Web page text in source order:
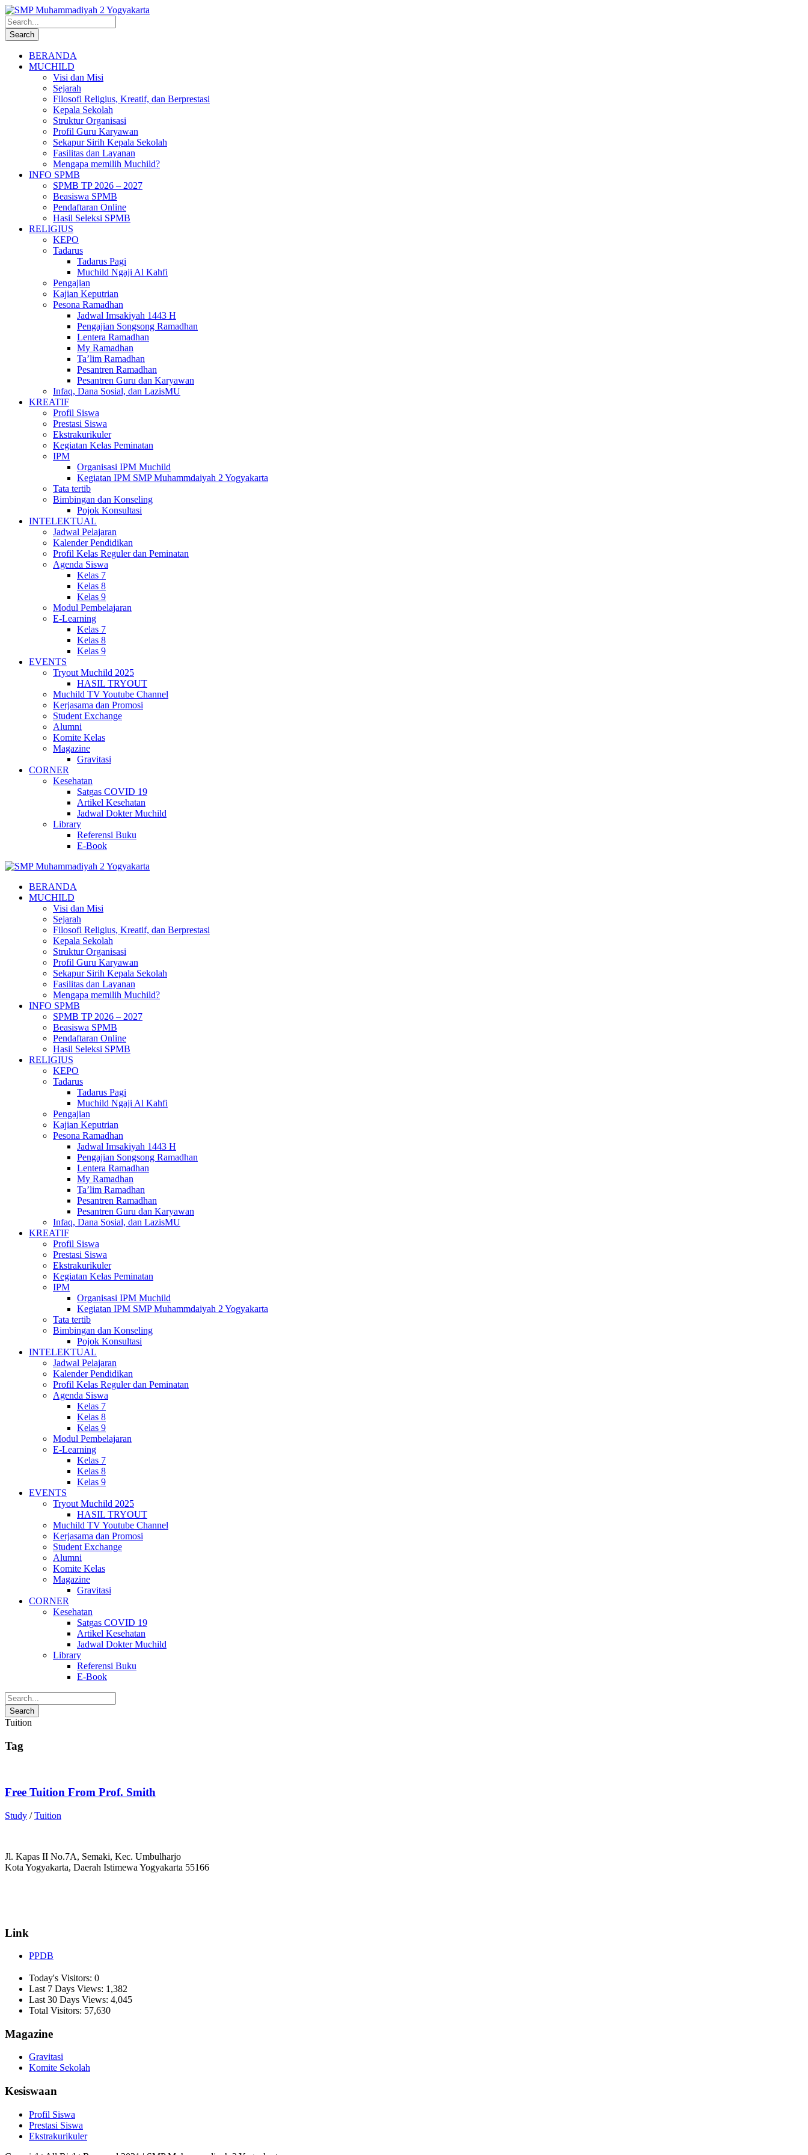
BERANDA
MUCHILD
Visi dan Misi
Sejarah
Filosofi Religius, Kreatif, dan Berprestasi
Kepala Sekolah
Struktur Organisasi
Profil Guru Karyawan
Sekapur Sirih Kepala Sekolah
Fasilitas dan Layanan
Mengapa memilih Muchild?
INFO SPMB
SPMB TP 2026 – 2027
Beasiswa SPMB
Pendaftaran Online
Hasil Seleksi SPMB
RELIGIUS
KEPO
Tadarus
Tadarus Pagi
Muchild Ngaji Al Kahfi
Pengajian
Kajian Keputrian
Pesona Ramadhan
Jadwal Imsakiyah 1443 H
Pengajian Songsong Ramadhan
Lentera Ramadhan
My Ramadhan
Ta’lim Ramadhan
Pesantren Ramadhan
Pesantren Guru dan Karyawan
Infaq, Dana Sosial, dan LazisMU
KREATIF
Profil Siswa
Prestasi Siswa
Ekstrakurikuler
Kegiatan Kelas Peminatan
IPM
Organisasi IPM Muchild
Kegiatan IPM SMP Muhammdaiyah 2 Yogyakarta
Tata tertib
Bimbingan dan Konseling
Pojok Konsultasi
INTELEKTUAL
Jadwal Pelajaran
Kalender Pendidikan
Profil Kelas Reguler dan Peminatan
Agenda Siswa
Kelas 7
Kelas 8
Kelas 9
Modul Pembelajaran
E-Learning
Kelas 7
Kelas 8
Kelas 9
EVENTS
Tryout Muchild 2025
HASIL TRYOUT
Muchild TV Youtube Channel
Kerjasama dan Promosi
Student Exchange
Alumni
Komite Kelas
Magazine
Gravitasi
CORNER
Kesehatan
Satgas COVID 19
Artikel Kesehatan
Jadwal Dokter Muchild
Library
Referensi Buku
E-Book
BERANDA
MUCHILD
Visi dan Misi
Sejarah
Filosofi Religius, Kreatif, dan Berprestasi
Kepala Sekolah
Struktur Organisasi
Profil Guru Karyawan
Sekapur Sirih Kepala Sekolah
Fasilitas dan Layanan
Mengapa memilih Muchild?
INFO SPMB
SPMB TP 2026 – 2027
Beasiswa SPMB
Pendaftaran Online
Hasil Seleksi SPMB
RELIGIUS
KEPO
Tadarus
Tadarus Pagi
Muchild Ngaji Al Kahfi
Pengajian
Kajian Keputrian
Pesona Ramadhan
Jadwal Imsakiyah 1443 H
Pengajian Songsong Ramadhan
Lentera Ramadhan
My Ramadhan
Ta’lim Ramadhan
Pesantren Ramadhan
Pesantren Guru dan Karyawan
Infaq, Dana Sosial, dan LazisMU
KREATIF
Profil Siswa
Prestasi Siswa
Ekstrakurikuler
Kegiatan Kelas Peminatan
IPM
Organisasi IPM Muchild
Kegiatan IPM SMP Muhammdaiyah 2 Yogyakarta
Tata tertib
Bimbingan dan Konseling
Pojok Konsultasi
INTELEKTUAL
Jadwal Pelajaran
Kalender Pendidikan
Profil Kelas Reguler dan Peminatan
Agenda Siswa
Kelas 7
Kelas 8
Kelas 9
Modul Pembelajaran
E-Learning
Kelas 7
Kelas 8
Kelas 9
EVENTS
Tryout Muchild 2025
HASIL TRYOUT
Muchild TV Youtube Channel
Kerjasama dan Promosi
Student Exchange
Alumni
Komite Kelas
Magazine
Gravitasi
CORNER
Kesehatan
Satgas COVID 19
Artikel Kesehatan
Jadwal Dokter Muchild
Library
Referensi Buku
E-Book
Tuition
Tag
Free Tuition From Prof. Smith
Study / Tuition
Jl. Kapas II No.7A, Semaki, Kec. Umbulharjo
Kota Yogyakarta, Daerah Istimewa Yogyakarta 55166
Link
PPDB
Today's Visitors: 0
Last 7 Days Views: 1,382
Last 30 Days Views: 4,045
Total Visitors: 57,630
Magazine
Gravitasi
Komite Sekolah
Kesiswaan
Profil Siswa
Prestasi Siswa
Ekstrakurikuler